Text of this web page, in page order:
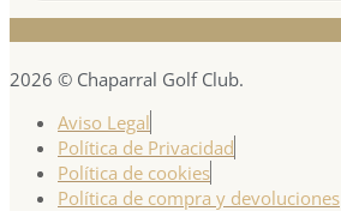
2026 © Chaparral Golf Club.
Aviso Legal
Política de Privacidad
Política de cookies
Política de compra y devoluciones